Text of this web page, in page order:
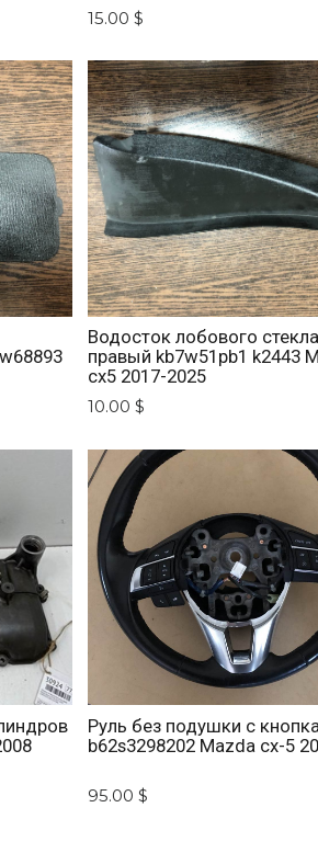
15.00 $
Водосток лобового
правый kb7w51pb1 k2443
cx5 2017-2025
10.00 $
Руль без подушки с
b62s3298202 Mazda cx-5
95.00 $